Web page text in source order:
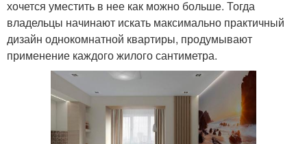
хочется уместить в нее как можно больше. Тогда
владельцы начинают искать максимально практичный
дизайн однокомнатной квартиры, продумывают
применение каждого жилого сантиметра.